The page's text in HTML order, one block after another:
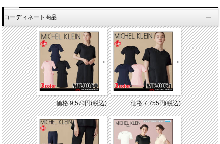
コーディネート商品
価格:9,570円(税込) 価格:7,755円(税込)